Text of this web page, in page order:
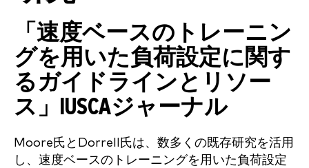
「速度ベースのトレーニン
グを用いた負荷設定に関す
るガイドラインとリソー
ス」IUSCAジャーナル
Moore氏とDorrell氏は、数多くの既存研究を活用
し、速度ベースのトレーニングを用いた負荷設定